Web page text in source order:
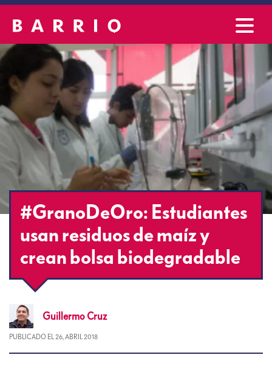
#GranoDeOro: Estudiantes
usan residuos de maíz y
crean bolsa biodegradable
Guillermo Cruz
PUBLICADO EL 26, ABRIL 2018